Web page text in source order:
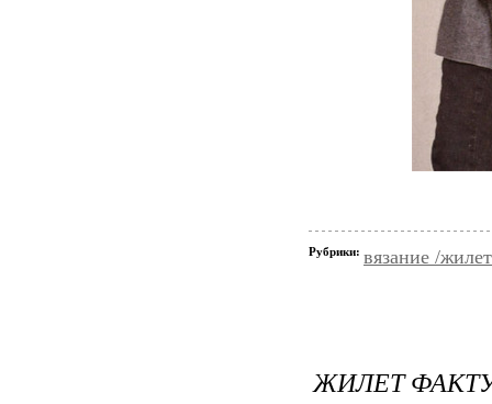
Рубрики: вязание /
ЖИЛЕТ